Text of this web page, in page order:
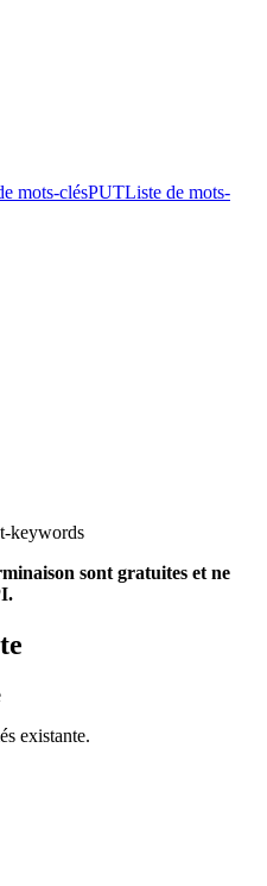
mots-clésPUTListe de mots-
keywords
sont gratuites et ne
existante.